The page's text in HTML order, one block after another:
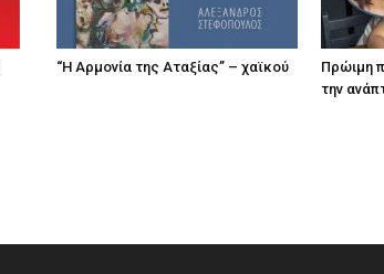
“Η Αρμονία της Αταξίας” – χαϊκού
Πρώιμη
την